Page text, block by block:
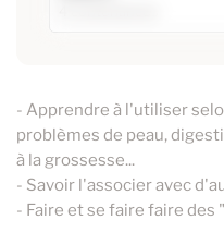
10ml
60ml
- Apprendre à l'utiliser
problèmes de peau,
à la grossesse...
- Savoir l'associer avec
- Faire et se faire faire des